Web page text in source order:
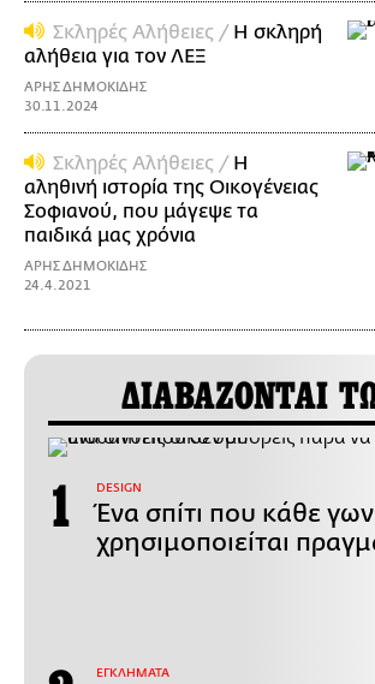
Σκληρές Αλήθειες / H σκληρή
αλήθεια για τον ΛΕΞ
ΑΡΗΣ ΔΗΜΟΚΙΔΗΣ
30.11.2024
Σκληρές Αλήθειες / Η
αληθινή ιστορία της Οικογένειας
Σοφιανού, που μάγεψε τα
παιδικά μας χρόνια
ΑΡΗΣ ΔΗΜΟΚΙΔΗΣ
24.4.2021
ΔΙΑΒΑΖΟΝΤΑΙ
DESIGN
Ένα σπίτι που κάθε
χρησιμοποιείται
ΕΓΚΛΗΜΑΤΑ